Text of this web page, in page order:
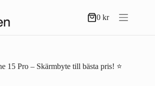
Varukorg
0kr
15 Pro – Skärmbyte till bästa pris! ⭐